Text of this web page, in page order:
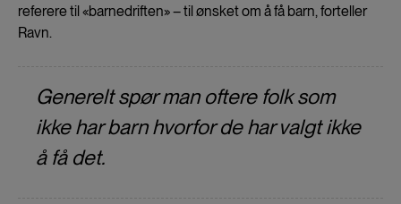
referere til «barnedriften» – til ønsket om å få barn, forteller
Ravn.
Generelt spør man oftere folk som
ikke har barn hvorfor de har valgt ikke
å få det.